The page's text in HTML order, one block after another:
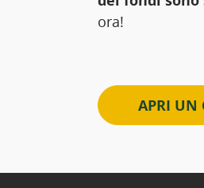
ora!
APRI UN